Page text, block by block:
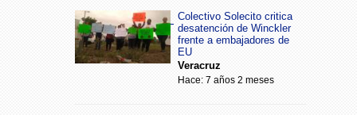
Colectivo Solecito critica
desatención de Winckler
frente a embajadores de
EU
Veracruz
Hace: 7 años 2 meses